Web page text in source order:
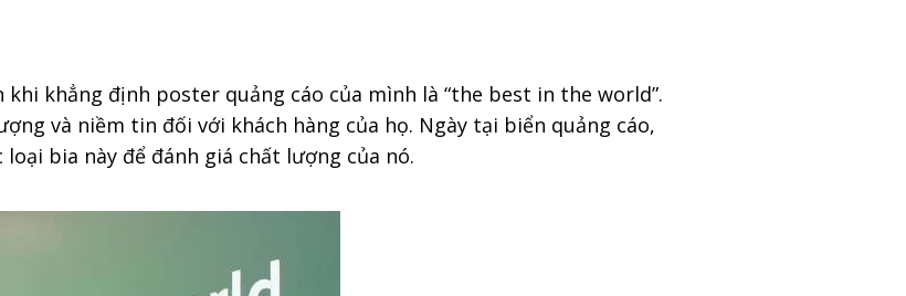
khẳng định poster quảng cáo của mình là “the best in the world”.
và niềm tin đối với khách hàng của họ. Ngày tại biển quảng cáo,
bia này để đánh giá chất lượng của nó.